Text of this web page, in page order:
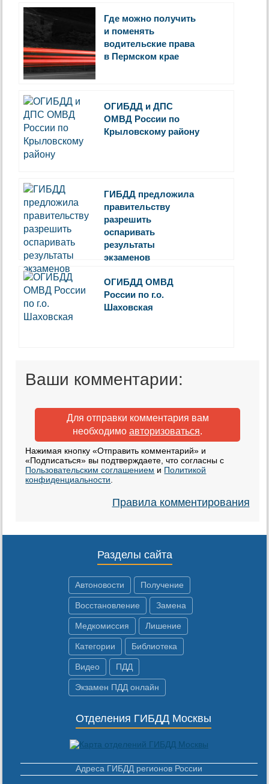
Где можно получить
и поменять
водительские права
в Пермском крае
ОГИБДД и ДПС
ОМВД России по
Крыловскому району
ГИБДД предложила
правительству
разрешить
оспаривать
результаты
экзаменов
ОГИБДД ОМВД
России по г.о.
Шаховская
Ваши комментарии:
Для отправки комментария вам
необходимо авторизоваться.
Нажимая кнопку «Отправить комментарий» и
«Подписаться» вы подтверждаете, что согласны с
Пользовательским соглашением и Политикой
конфиденциальности
Правила комментирования
Разделы сайта
Автоновости Получение
Восстановление Замена
Медкомиссия Лишение
Категории Библиотека
Видео ПДД
Экзамен ПДД онлайн
Отделения ГИБДД Москвы
Адреса ГИБДД регионов России